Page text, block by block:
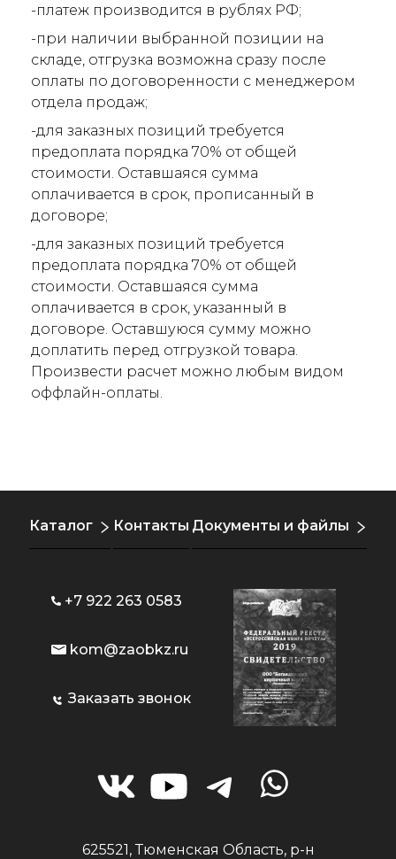
-платеж производится в рублях РФ;
-при наличии выбранной позиции на
складе, отгрузка возможна сразу после
оплаты по договоренности с менеджером
отдела продаж;
-для заказных позиций требуется
предоплата порядка 70% от общей
стоимости. Оставшаяся сумма
оплачивается в срок, прописанный в
договоре;
-для заказных позиций требуется
предоплата порядка 70% от общей
стоимости. Оставшаяся сумма
оплачивается в срок, указанный в
договоре. Оставшуюся сумму можно
доплатить перед отгрузкой товара.
Произвести расчет можно любым видом
оффлайн-оплаты.
Каталог Контакты Документы и файлы
+7 922 263 0583
kom@zaobkz.ru
Заказать звонок
625521, Тюменская Область, р-н